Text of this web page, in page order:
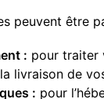
peuvent être
: pour traiter
livraison de
: pour